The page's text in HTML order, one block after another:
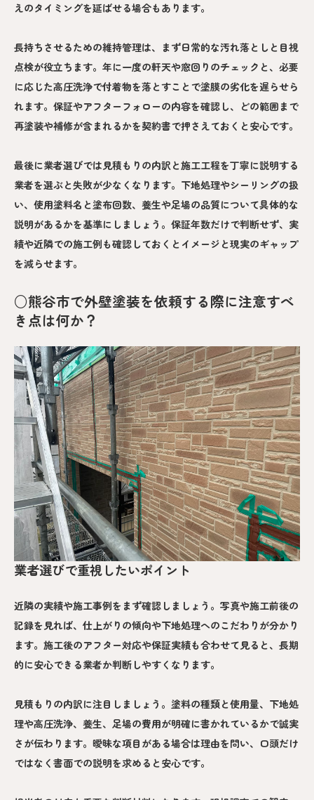
えのタイミングを延ばせる場合もあります。
長持ちさせるための維持管理は、まず日常的な汚れ落としと目視
点検が役立ちます。年に一度の軒天や窓回りのチェックと、必要
に応じた高圧洗浄で付着物を落とすことで塗膜の劣化を遅らせら
れます。保証やアフターフォローの内容を確認し、どの範囲まで
再塗装や補修が含まれるかを契約書で押さえておくと安心です。
最後に業者選びでは見積もりの内訳と施工工程を丁寧に説明する
業者を選ぶと失敗が少なくなります。下地処理やシーリングの扱
い、使用塗料名と塗布回数、養生や足場の品質について具体的な
説明があるかを基準にしましょう。保証年数だけで判断せず、実
績や近隣での施工例も確認しておくとイメージと現実のギャップ
を減らせます。
○熊谷市で外壁塗装を依頼する際に注意すべ
き点は何か？
業者選びで重視したいポイント
近隣の実績や施工事例をまず確認しましょう。写真や施工前後の
記録を見れば、仕上がりの傾向や下地処理へのこだわりが分かり
ます。施工後のアフター対応や保証実績も合わせて見ると、長期
的に安心できる業者か判断しやすくなります。
見積もりの内訳に注目しましょう。塗料の種類と使用量、下地処
理や高圧洗浄、養生、足場の費用が明確に書かれているかで誠実
さが伝わります。曖昧な項目がある場合は理由を問い、口頭だけ
ではなく書面での説明を求めると安心です。